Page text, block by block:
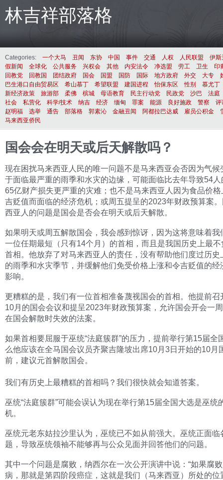
林吉祥部落格
Categories: 一个大马 丑闻 东协 中国 事件 交通 人权 人民联盟
伊斯
假新闻
全球化 公共服务 兴权会 其他 内安法令 净选盟 劳工 卫生
印
回教党
回教国 团结政府 国会 国盟 国防 国际 地方政府 外交 大专
巴生港口自由贸易区
希山慕丁 希望联盟 建国进程 怡保东区 性别
慕尤丁
新经济政策
旅游部 柔佛 槟城 母语教育 民主行动党 民政党 沙巴
法庭
社会
私营化 科学/技术 纳吉 经济 缅甸 罪案 能源 良好施政 警察
评
赵明福
选举 通告 部落格 郭素沁 金融丑闻 阿都拉巴达威 雇员公积金
马来西亚侨民
国会会在明天或后天解散吗？
现在困扰马来西亚人民的唯一问题不是马来西亚会否因为气候
于面临最严重的雨季和水灾的边缘，可能面临比去年导致54
65亿财产损失更严重的灾难；也不是马来西亚人因为食品价
吉贬值而面临的经济危机；或周五提呈的2023年财政预算案
西亚人的问题是国会是否会在明天或后天解散。
如果明天或周五解散国会，我会感到惊讶，因为这将意味着我
一位任期最短（只有14个月）的首相，而且是我国历史上最
首相。他放弃了对马来西亚人的责任，没有帮助他们度过历史
的雨季和水灾季节，并缓解他们免受价格上涨和令吉贬值的经
影响。
更糟糕的是，我们有一位首相准备蔑视国会的首相。他提前召
10月的国会会议和提呈2023年财政预算案，允许国会开会一
在国会解散时失效的法案。
如果首相要屈服于巫统“法庭簇群”的压力，提前举行第15届全
么他应该在全马国会议员齐聚吉隆坡出席10月3日开始的10月
前，建议元首解散国会。
我们有历史上最糟糕的首相吗？我们很快就会知道答案。
巫统“法庭簇群”可能会误认为现在举行第15届全国大选是巫统
机。
巫统元老东姑拉沙里认为，巫统已不如从前强大。巫统正面临
题，导致巫统领袖不能够再与公众见面并回答他们的问题。
其中一个问题是腐败，纳西尔在一次公开演讲中说：“如果腐
病，那就是第四阶段癌症，这就是我们（马来西亚）所处的位